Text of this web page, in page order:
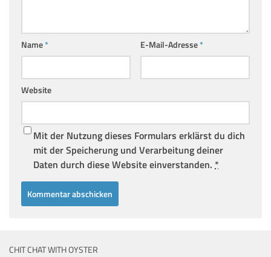
Name* E-Mail-Adresse*
Website
Mit der Nutzung dieses Formulars erklärst du dich
mit der Speicherung und Verarbeitung deiner
Daten durch diese Website einverstanden. *
CHIT CHAT WITH OYSTER